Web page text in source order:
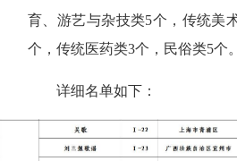
育、游艺与杂技类5个，传统美
个，传统医药类3个，民俗类5个。
详细名单如下：